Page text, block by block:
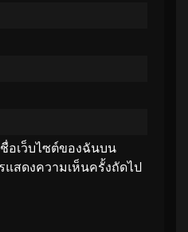
อเว็บไซต์ของฉันบน
แสดงความเห็นครั้งถัดไป